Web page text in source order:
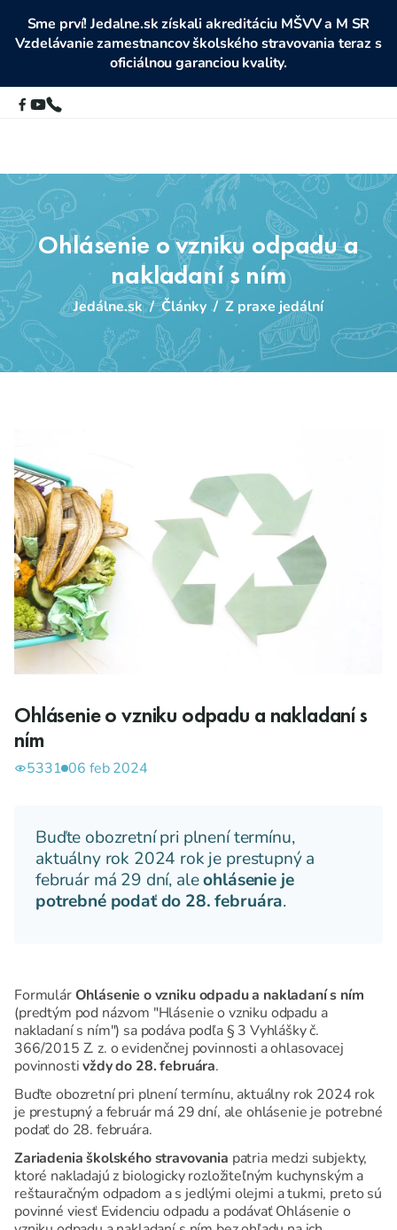
Sme prví! Jedalne.sk získali akreditáciu MŠVV a M SR
Vzdelávanie zamestnancov školského stravovania teraz s
oficiálnou garanciou kvality.
Ohlásenie o vzniku odpadu a
nakladaní s ním
Jedálne.sk / Články / Z praxe jedální
Ohlásenie o vzniku odpadu a nakladaní s
ním
5331 06 feb 2024
Buďte obozretní pri plnení termínu,
aktuálny rok 2024 rok je prestupný a
február má 29 dní, aleohlásenie je
potrebné podať do 28. februára.
Formulár Ohlásenie o vzniku odpadu a nakladaní s ním
(predtým pod názvom "Hlásenie o vzniku odpadu a
nakladaní s ním") sa podáva podľa § 3 Vyhlášky č.
366/2015 Z. z. o evidenčnej povinnosti a ohlasovacej
povinnostivždy do 28. februára.
Buďte obozretní pri plnení termínu, aktuálny rok 2024 rok
je prestupný a február má 29 dní, ale ohlásenie je potrebné
podať do 28. februára.
Zariadenia školského stravovania patria medzi subjekty,
ktoré nakladajú z biologicky rozložiteľným kuchynským a
reštauračným odpadom a s jedlými olejmi a tukmi, preto sú
povinné viesť Evidenciu odpadu a podávať Ohlásenie o